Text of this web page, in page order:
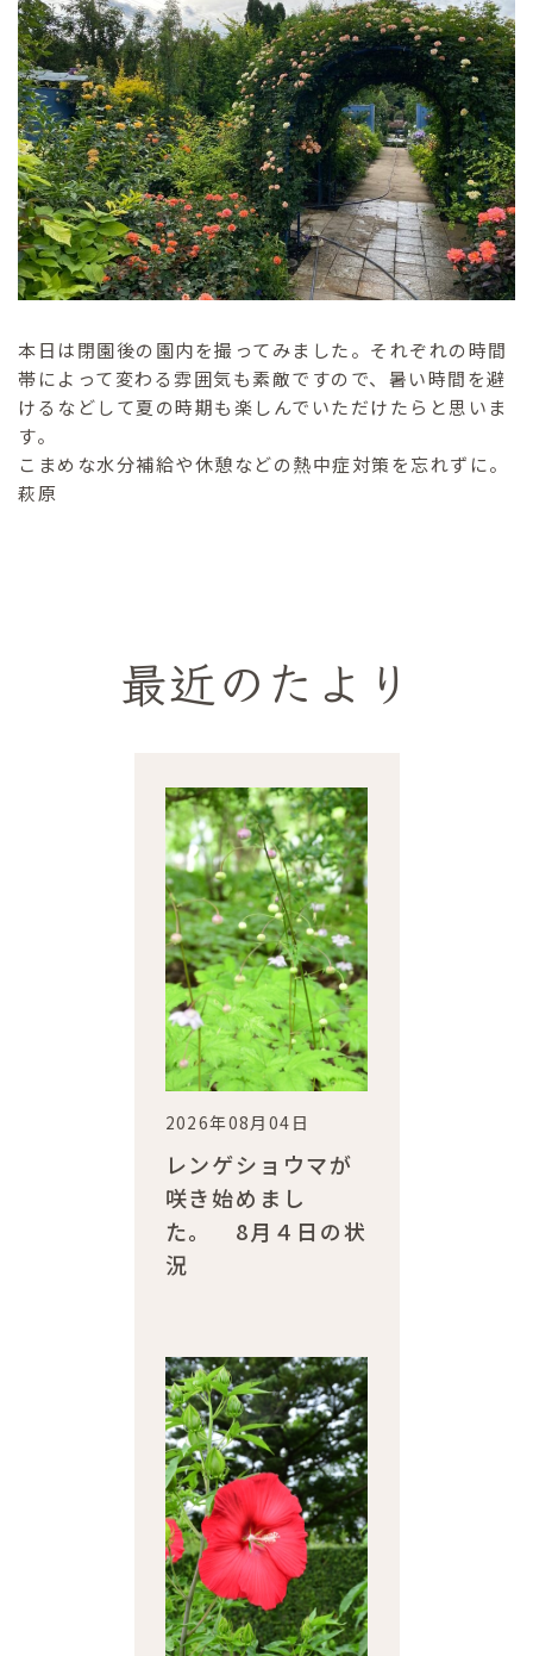
本日は閉園後の園内を撮ってみました。それぞれの時間
帯によって変わる雰囲気も素敵ですので、暑い時間を避
けるなどして夏の時期も楽しんでいただけたらと思いま
す。
こまめな水分補給や休憩などの熱中症対策を忘れずに。
萩原
最近のたより
2026年08月04日
レンゲショウマが
咲き始めまし
た。 8月４日の状
況